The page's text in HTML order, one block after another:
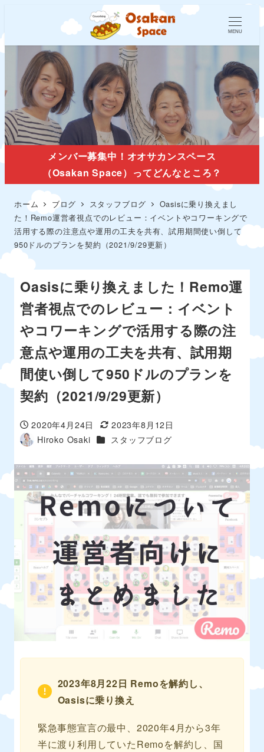
MENU
スタッフブログ
メンバー募集中！オオサカンスペース
（Osakan Space）ってどんなところ？
ホーム ブログ スタッフブログ
Oasisに乗り換えまし
た！Remo運営者視点でのレビュー：イベントやコワーキングで
活用する際の注意点や運用の工夫を共有、試用期間使い倒して
950ドルのプランを契約（2021/9/29更新）
Oasisに乗り換えました！Remo運
営者視点でのレビュー：イベント
やコワーキングで活用する際の注
意点や運用の工夫を共有、試用期
間使い倒して950ドルのプランを
契約（2021/9/29更新）
投稿日
2020年4月24日
更新日
2023年8月12日
著
Hiroko Osaki カテゴリー
スタッフブログ
2023年8月22日 Remoを解約し、
Oasisに乗り換え
緊急事態宣言の最中、2020年4月から3年
半に渡り利用していたRemoを解約し、国